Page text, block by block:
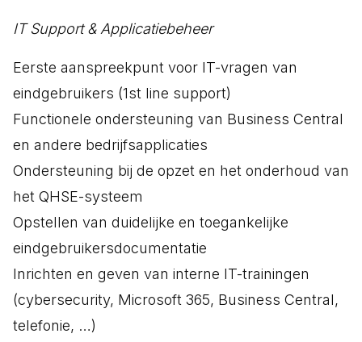
IT Support & Applicatiebeheer
Eerste aanspreekpunt voor IT-vragen van
eindgebruikers (1st line support)
Functionele ondersteuning van Business Central
en andere bedrijfsapplicaties
Ondersteuning bij de opzet en het onderhoud van
het QHSE-systeem
Opstellen van duidelijke en toegankelijke
eindgebruikersdocumentatie
Inrichten en geven van interne IT-trainingen
(cybersecurity, Microsoft 365, Business Central,
telefonie, …)